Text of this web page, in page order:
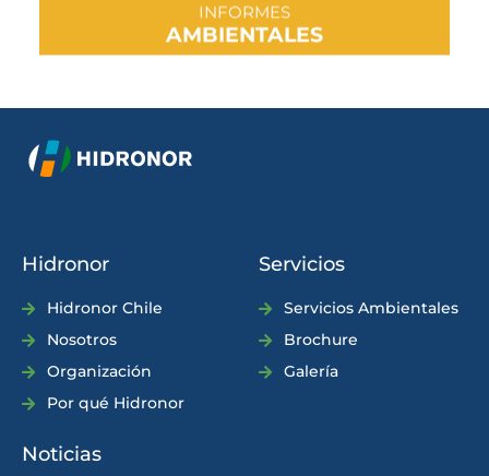
INFORMES
AMBIENTALES
Hidronor
Hidronor Chile
Nosotros
Organización
Por qué Hidronor
Servicios
Servicios Ambientales
Brochure
Galería
Noticias